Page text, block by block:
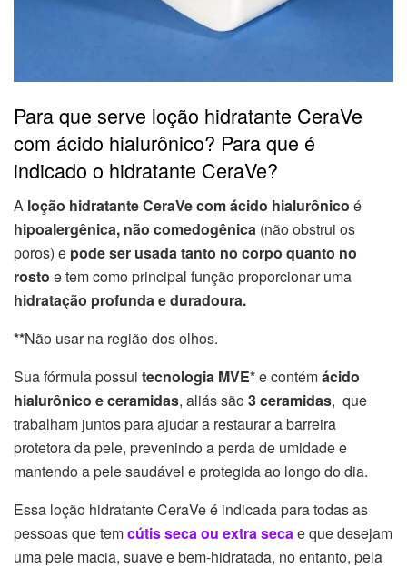
Para que serve loção hidratante CeraVe
com ácido hialurônico? Para que é
indicado o hidratante CeraVe?
A loção hidratante CeraVe com ácido hialurônico é
hipoalergênica, não comedogênica (não obstrui os
poros) e pode ser usada tanto no corpo quanto no
rosto e tem como principal função proporcionar uma
hidratação profunda e duradoura.
**Não usar na região dos olhos.
Sua fórmula possui tecnologia MVE*e contémácido
hialurônico e ceramidas, aliás são3 ceramidas, que
trabalham juntos para ajudar a restaurar a barreira
protetora da pele, prevenindo a perda de umidade e
mantendo a pele saudável e protegida ao longo do dia.
Essa loção hidratante CeraVe é indicada para todas as
pessoas que temcútis seca ou extra secae que desejam
uma pele macia, suave e bem-hidratada, no entanto, pela